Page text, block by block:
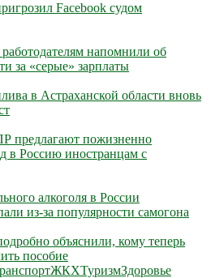
Facebook судом
напомнили об
за «серые» зарплаты
в Астраханской области вновь
предлагают пожизненно
в Россию иностранцам с
алкоголя в России
из-за популярности самогона
объяснили, кому теперь
пособие
ЖКХТуризмЗдоровье